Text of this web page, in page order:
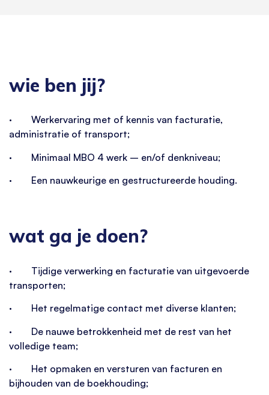
wie ben jij?
· Werkervaring met of kennis van facturatie,
administratie of transport;
· Minimaal MBO 4 werk – en/of denkniveau;
· Een nauwkeurige en gestructureerde houding.
wat ga je doen?
· Tijdige verwerking en facturatie van uitgevoerde
transporten;
· Het regelmatige contact met diverse klanten;
· De nauwe betrokkenheid met de rest van het
volledige team;
· Het opmaken en versturen van facturen en
bijhouden van de boekhouding;